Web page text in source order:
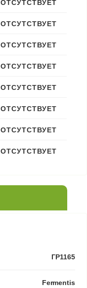
ОТСУТСТВУЕТ
ОТСУТСТВУЕТ
ОТСУТСТВУЕТ
ОТСУТСТВУЕТ
ОТСУТСТВУЕТ
ОТСУТСТВУЕТ
ОТСУТСТВУЕТ
ОТСУТСТВУЕТ
ГР1165
Fermentis